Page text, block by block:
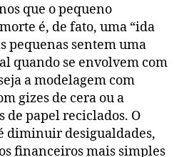
que o pequeno
é, de fato, uma “ida
pequenas sentem uma
quando se envolvem com
a modelagem com
gizes de cera ou a
de papel reciclados. O
diminuir desigualdades,
financeiros mais simples